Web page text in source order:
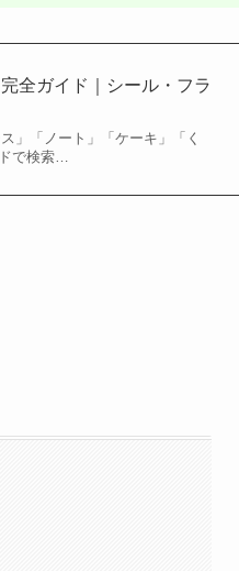
全ガイド｜シール・フラ
」「ノート」「ケーキ」「く
で検索…